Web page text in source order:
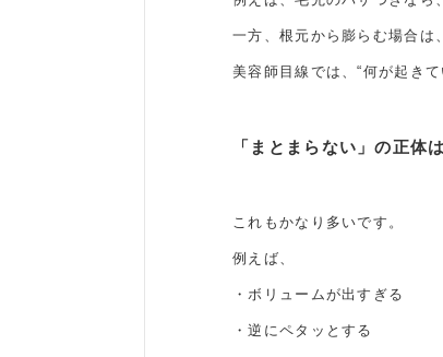
一方、根元から膨らむ場合は
美容師目線では、“何が起き
「まとまらない」の正体
これもかなり多いです。
例えば、
・ボリュームが出すぎる
・逆にペタッとする